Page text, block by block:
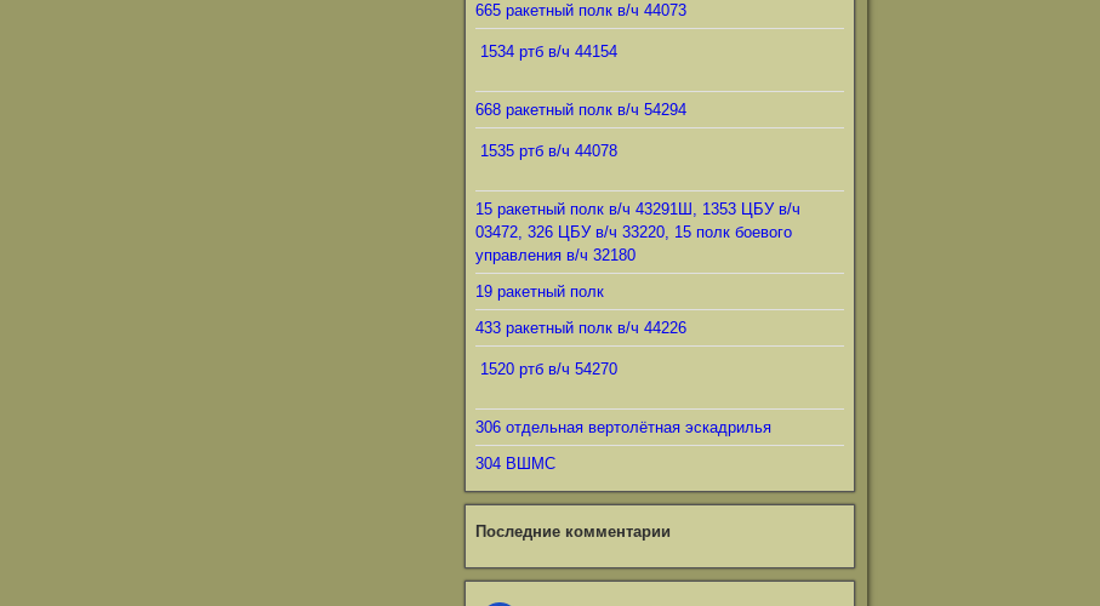
665 ракетный полк в/ч 44073
1534 ртб в/ч 44154
668 ракетный полк в/ч 54294
1535 ртб в/ч 44078
15 ракетный полк в/ч 43291Ш, 1353 ЦБУ в/ч
03472, 326 ЦБУ в/ч 33220, 15 полк боевого
управления в/ч 32180
19 ракетный полк
433 ракетный полк в/ч 44226
1520 ртб в/ч 54270
306 отдельная вертолётная эскадрилья
304 ВШМС
Последние комментарии